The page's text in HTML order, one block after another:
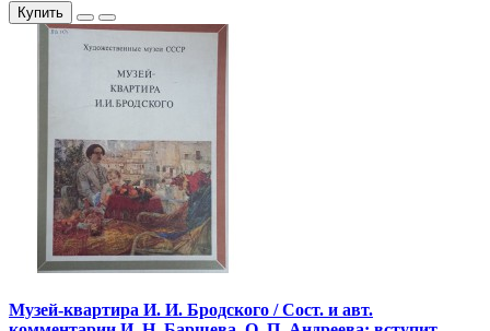
Купить
Музей-квартира И. И. Бродского / Сост. и авт.